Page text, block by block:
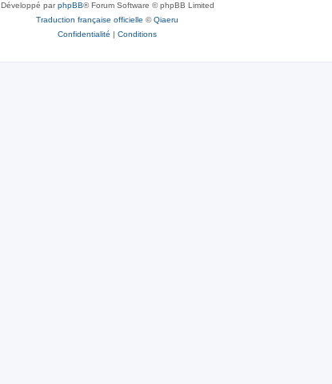
Développé parphpBB® Forum Software © phpBB Limited
Traduction française officielle ©Qiaeru
Confidentialité | Conditions